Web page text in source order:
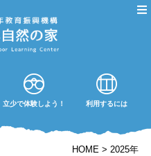
立少で体験しよう！ 利用するには
HOME >2025年